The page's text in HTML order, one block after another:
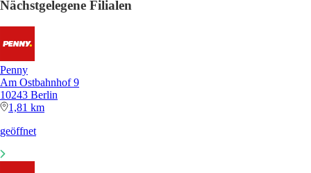
Nächstgelegene Filialen
Penny
Am Ostbahnhof 9
10243 Berlin
1,81 km
geöffnet